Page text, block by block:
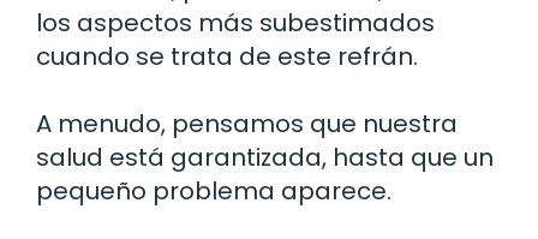
los aspectos más subestimados
cuando se trata de este refrán.
A menudo, pensamos que nuestra
salud está garantizada, hasta que un
pequeño problema aparece.